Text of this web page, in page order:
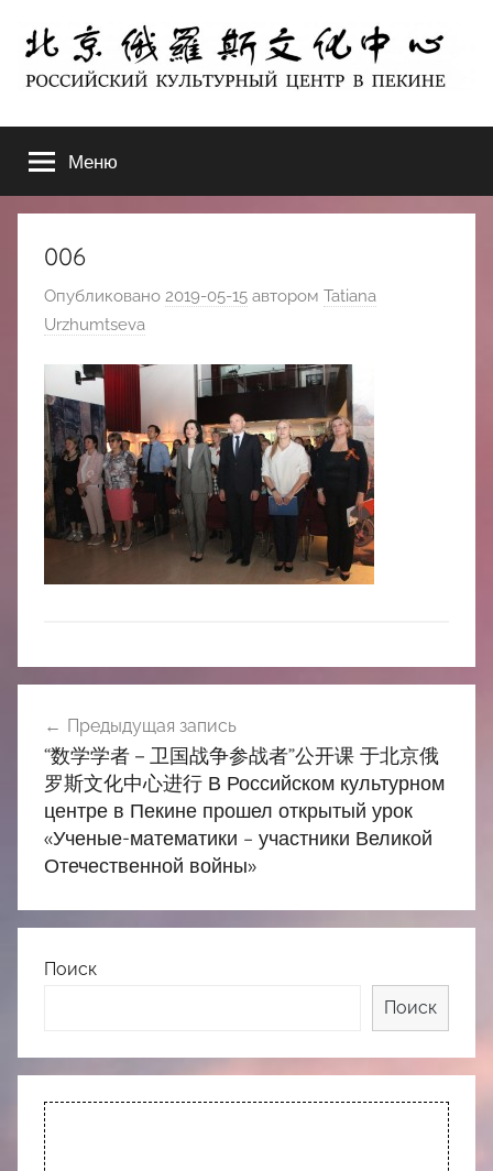
содержимому
北
京
俄
罗
斯
文
化
中
ЦЕНТР
В
ПЕКИНЕ
Меню
006
Опубликовано 2019-05-15 автором Tatiana
Urzhumtseva
по
записям
Предыдущая запись
“数学学者－卫国战争参战者”公开课 于北京俄
罗斯文化中心进行 В Российском культурном
центре в Пекине прошел открытый урок
«Ученые-математики – участники Великой
Отечественной войны»
Поиск
Поиск